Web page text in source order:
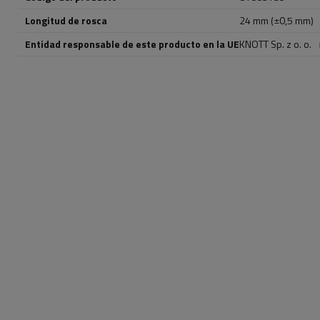
Longitud de rosca
24 mm (±0,5 mm)
Entidad responsable de este producto en la UEKNOTT Sp. z o. o.